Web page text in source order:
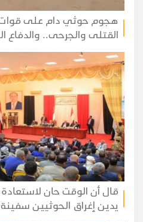
هجوم حوثي دام على
القتلى والجرحى.. والدفاع
قال أن الوقت حان
يدين إغراق الحوثيين